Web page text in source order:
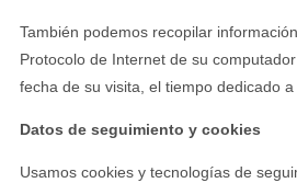
También podemos recopilar
Protocolo de Internet de su
fecha de su visita, el tiempo dedicado
Datos de seguimiento y cookies
Usamos cookies y tecnologías de